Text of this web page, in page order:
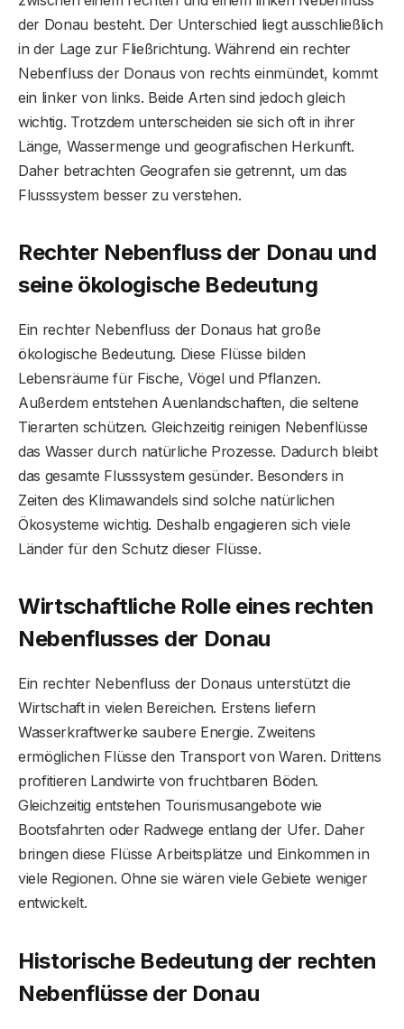
der Donau besteht. Der Unterschied liegt ausschließlich
in der Lage zur Fließrichtung. Während ein rechter
Nebenfluss der Donaus von rechts einmündet, kommt
ein linker von links. Beide Arten sind jedoch gleich
wichtig. Trotzdem unterscheiden sie sich oft in ihrer
Länge, Wassermenge und geografischen Herkunft.
Daher betrachten Geografen sie getrennt, um das
Flusssystem besser zu verstehen.
Rechter Nebenfluss der Donau und
seine ökologische Bedeutung
Ein rechter Nebenfluss der Donaus hat große
ökologische Bedeutung. Diese Flüsse bilden
Lebensräume für Fische, Vögel und Pflanzen.
Außerdem entstehen Auenlandschaften, die seltene
Tierarten schützen. Gleichzeitig reinigen Nebenflüsse
das Wasser durch natürliche Prozesse. Dadurch bleibt
das gesamte Flusssystem gesünder. Besonders in
Zeiten des Klimawandels sind solche natürlichen
Ökosysteme wichtig. Deshalb engagieren sich viele
Länder für den Schutz dieser Flüsse.
Wirtschaftliche Rolle eines rechten
Nebenflusses der Donau
Ein rechter Nebenfluss der Donaus unterstützt die
Wirtschaft in vielen Bereichen. Erstens liefern
Wasserkraftwerke saubere Energie. Zweitens
ermöglichen Flüsse den Transport von Waren. Drittens
profitieren Landwirte von fruchtbaren Böden.
Gleichzeitig entstehen Tourismusangebote wie
Bootsfahrten oder Radwege entlang der Ufer. Daher
bringen diese Flüsse Arbeitsplätze und Einkommen in
viele Regionen. Ohne sie wären viele Gebiete weniger
entwickelt.
Historische Bedeutung der rechten
Nebenflüsse der Donau